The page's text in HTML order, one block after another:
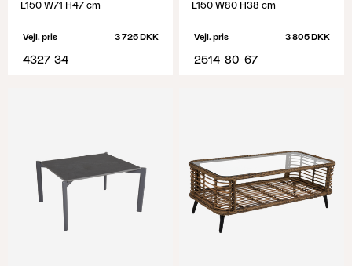
L150 W71 H47 cm
Vejl. pris 3 725 DKK
4327-34
L150 W80 H38 cm
Vejl. pris 3 805 DKK
2514-80-67